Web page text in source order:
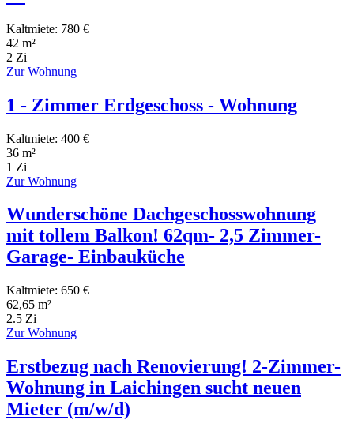
Kaltmiete: 780 €
42 m²
2 Zi
Zur Wohnung
1 - Zimmer Erdgeschoss - Wohnung
Kaltmiete: 400 €
36 m²
1 Zi
Zur Wohnung
Wunderschöne Dachgeschosswohnung
mit tollem Balkon! 62qm- 2,5 Zimmer-
Garage- Einbauküche
Kaltmiete: 650 €
62,65 m²
2.5 Zi
Zur Wohnung
Erstbezug nach Renovierung! 2-Zimmer-
Wohnung in Laichingen sucht neuen
Mieter (m/w/d)